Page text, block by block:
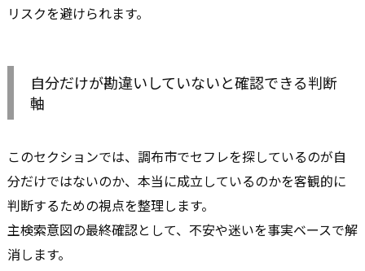
リスクを避けられます。
自分だけが勘違いしていないと確認できる判断
軸
このセクションでは、調布市でセフレを探しているのが自
分だけではないのか、本当に成立しているのかを客観的に
判断するための視点を整理します。
主検索意図の最終確認として、不安や迷いを事実ベースで解
消します。